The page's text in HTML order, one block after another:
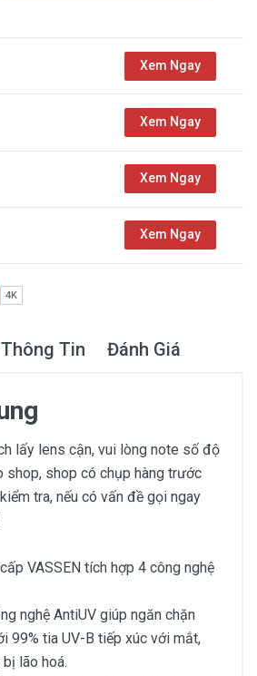
Xem Ngay
Xem Ngay
Xem Ngay
Xem Ngay
4K
Thông Tin Đánh Giá
lấy lens cận, vui lòng note số độ
shop, shop có chụp hàng trước
tra, nếu có vấn đề gọi ngay
VASSEN tích hợp 4 công nghệ
nghệ AntiUV giúp ngăn chặn
99% tia UV-B tiếp xúc với mắt,
lão hoá.